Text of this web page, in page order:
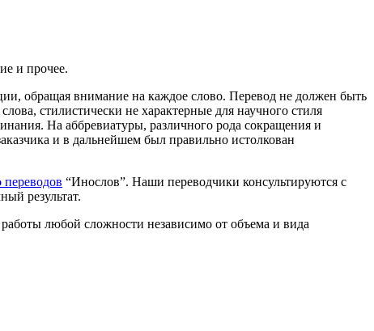
и прочее.
обращая внимание на каждое слово. Перевод не должен быть
стилистически не характерные для научного стиля
На аббревиатуры, различного рода сокращения и
и в дальнейшем был правильно истолкован
“Инослов”. Наши переводчики консультируются с
результат.
работы любой сложности независимо от объема и вида